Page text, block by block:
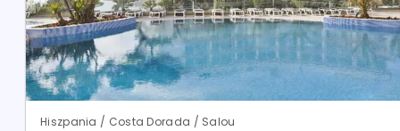
Hiszpania / Costa Dorada / Salou